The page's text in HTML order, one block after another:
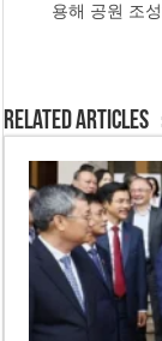
용해 공원 조
Related Articles